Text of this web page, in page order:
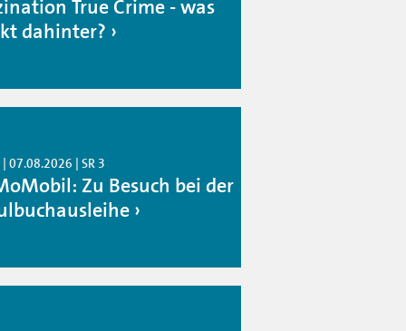
True Crime - was
dahinter?
07.08.2026 | SR 3
Zu Besuch bei der